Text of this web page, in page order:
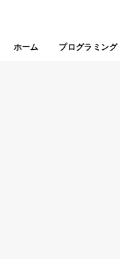
ホーム プログラミング